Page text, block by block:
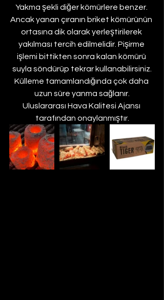
Yakma şekli diğer kömürlere benzer.
Ancak yanan çıranın briket kömürünün
ortasına dik olarak yerleştirilerek
yakılması tercih edilmelidir. Pişirme
işlemi bittikten sonra kalan kömürü
suyla söndürüp tekrar kullanabilirsiniz.
Külleme tamamlandığında çok daha
uzun süre yanma sağlanır.
Uluslararası Hava Kalitesi Ajansı
tarafından onaylanmıştır.